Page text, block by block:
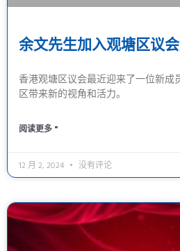
余文先生加入观塘区议
香港观塘区议会最近迎来了一位新成
区带来新的视角和活力。
阅读更多 "
12 月 2, 2024 没有评论